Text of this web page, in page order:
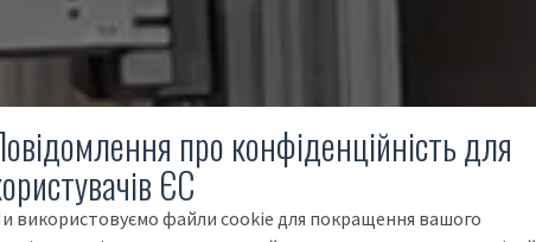
про конфіденційність для
ЄС
використовуємо файли cookie для покращення вашого